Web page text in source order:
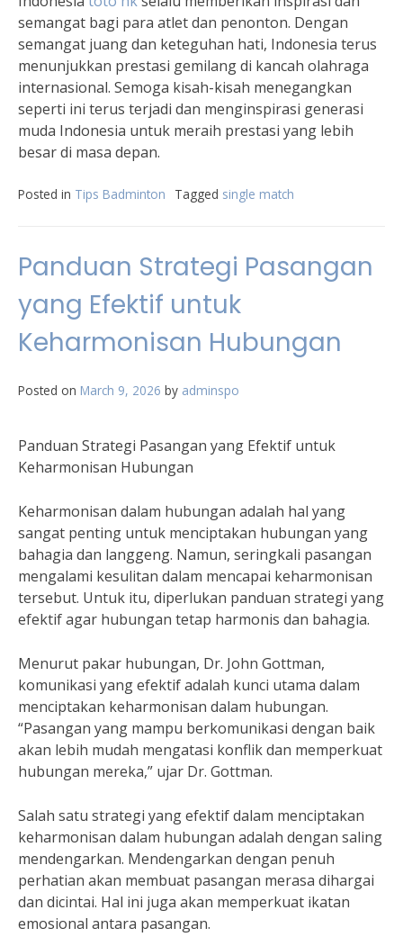
semangat bagi para atlet dan penonton. Dengan
semangat juang dan keteguhan hati, Indonesia terus
menunjukkan prestasi gemilang di kancah olahraga
internasional. Semoga kisah-kisah menegangkan
seperti ini terus terjadi dan menginspirasi generasi
muda Indonesia untuk meraih prestasi yang lebih
besar di masa depan.
Posted in Tips Badminton Tagged single match
Panduan Strategi Pasangan
yang Efektif untuk
Keharmonisan Hubungan
Posted on March 9, 2026 by adminspo
Panduan Strategi Pasangan yang Efektif untuk
Keharmonisan Hubungan
Keharmonisan dalam hubungan adalah hal yang
sangat penting untuk menciptakan hubungan yang
bahagia dan langgeng. Namun, seringkali pasangan
mengalami kesulitan dalam mencapai keharmonisan
tersebut. Untuk itu, diperlukan panduan strategi yang
efektif agar hubungan tetap harmonis dan bahagia.
Menurut pakar hubungan, Dr. John Gottman,
komunikasi yang efektif adalah kunci utama dalam
menciptakan keharmonisan dalam hubungan.
“Pasangan yang mampu berkomunikasi dengan baik
akan lebih mudah mengatasi konflik dan memperkuat
hubungan mereka,” ujar Dr. Gottman.
Salah satu strategi yang efektif dalam menciptakan
keharmonisan dalam hubungan adalah dengan saling
mendengarkan. Mendengarkan dengan penuh
perhatian akan membuat pasangan merasa dihargai
dan dicintai. Hal ini juga akan memperkuat ikatan
emosional antara pasangan.